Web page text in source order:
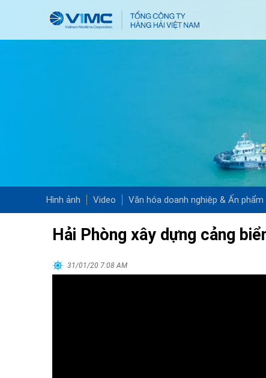
Hình ảnh Video Văn hóa doanh nghiệp & Ấn phẩm
Hải Phòng xây dựng cảng
31/01/20 7:08 AM